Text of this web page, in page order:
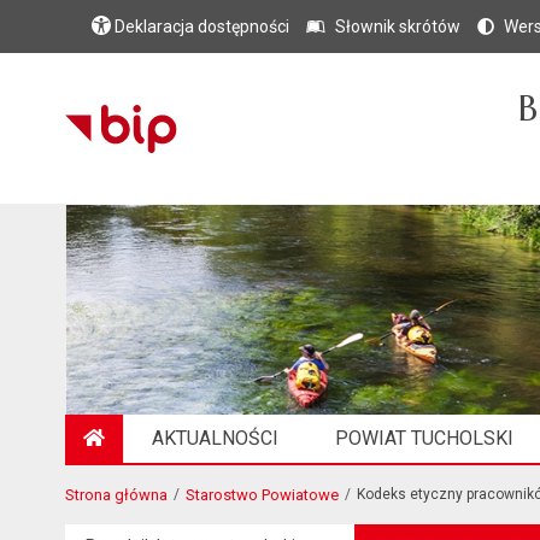
Deklaracja dostępności Słownik skrótów
AKTUALNOŚCI POWIAT TUCHOLSKI
Strona główna Starostwo Powiatowe Kodeks etyczny